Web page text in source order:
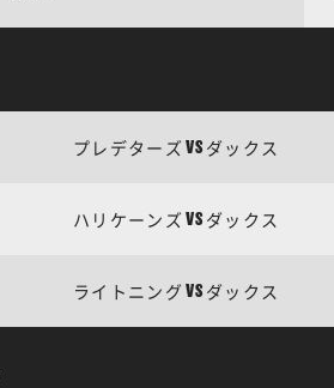
プレデターズ VS ダックス
ハリケーンズ VS ダックス
ライトニング VS ダックス